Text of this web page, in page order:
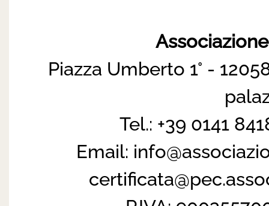
Piazza Umberto 1° -
Tel.: +39 0141
Email: